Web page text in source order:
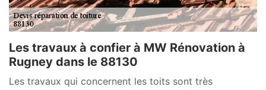
Les travaux à confier à MW Rénovation à
Rugney dans le 88130
Les travaux qui concernent les toits sont très